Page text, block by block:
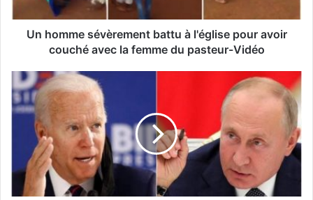
Un homme sévèrement battu à l'église pour avoir
couché avec la femme du pasteur-Vidéo